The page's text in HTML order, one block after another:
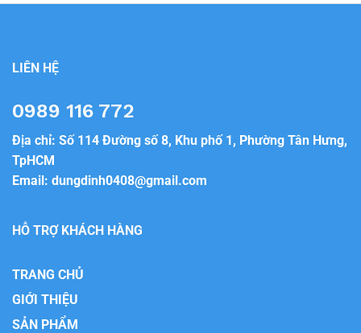
LIÊN HỆ
0989 116 772
Địa chỉ: Số 114 Đường số 8, Khu phố 1, Phường Tân Hưng,
TpHCM
Email: dungdinh0408@gmail.com
HỖ TRỢ KHÁCH HÀNG
TRANG CHỦ
GIỚI THIỆU
SẢN PHẨM